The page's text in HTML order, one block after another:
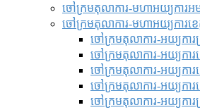
ចៅក្រមតុលាការ-មហាអយ្យការ
ចៅក្រមតុលាការ-មហាអយ្យការខេ
ចៅក្រមតុលាការ-អយ្យការ
ចៅក្រមតុលាការ-អយ្យការ
ចៅក្រមតុលាការ-អយ្យការ
ចៅក្រមតុលាការ-អយ្យការ
ចៅក្រមតុលាការ-អយ្យកា